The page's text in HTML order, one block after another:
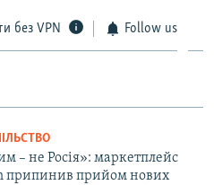
без VPN Follow us
– не Росія»: маркетплейс
припинив прийом нових